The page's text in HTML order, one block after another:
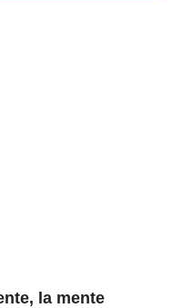
la mente